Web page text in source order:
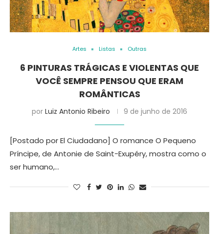
Artes Listas Outras
6 PINTURAS TRÁGICAS E VIOLENTAS QUE
VOCÊ SEMPRE PENSOU QUE ERAM
ROMÂNTICAS
por Luiz Antonio Ribeiro 9 de junho de 2016
[Postado por El Ciudadano] O romance O Pequeno
Príncipe, de Antonie de Saint-Exupéry, mostra como o
ser humano,…